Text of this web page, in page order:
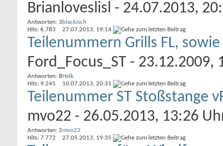
Brianloveslisl - 24.07.2013,
Antworten: 3
Hits: 6.783
blackisch
27.07.2013, 19:14
Teilenummern Grills FL,
Ford_Focus_ST - 23.12.2009,
Antworten: 8
Hits: 9.245
Helk
10.07.2013, 20:31
Teilenummer ST Stoßstange
mvo22 - 26.05.2013, 13:26
Antworten: 2
Hits: 7.772
mvo22
27.05.2013, 19:35